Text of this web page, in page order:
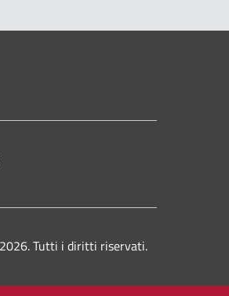
Tutti i diritti riservati.